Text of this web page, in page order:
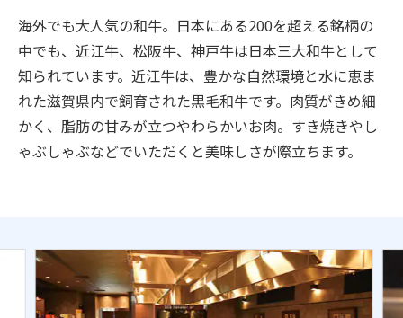
閉じる
海外でも大人気の和牛。日本にある200を超える銘柄の
中でも、近江牛、松阪牛、神戸牛は日本三大和牛として
知られています。近江牛は、豊かな自然環境と水に恵ま
れた滋賀県内で飼育された黒毛和牛です。肉質がきめ細
かく、脂肪の甘みが立つやわらかいお肉。すき焼きやし
ゃぶしゃぶなどでいただくと美味しさが際立ちます。